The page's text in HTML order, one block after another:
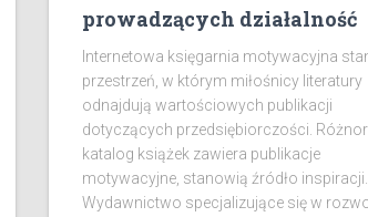
prowadzących działalność
Internetowa księgarnia motywacyjna
przestrzeń, w którym miłośnicy literatury
odnajdują wartościowych publikacji
dotyczących przedsiębiorczości.
katalog książek zawiera publikacje
motywacyjne, stanowią źródło inspiracji.
Wydawnictwo specjalizujące się w